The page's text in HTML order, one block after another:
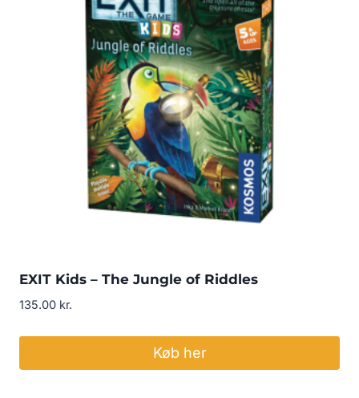
EXIT Kids – The Jungle of Riddles
135.00 kr.
Køb her